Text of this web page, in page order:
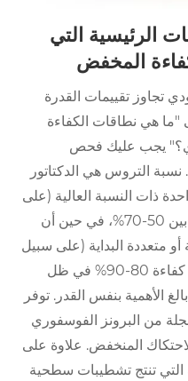
الرئيسية التي
المخفض
تجاوز تقييمات القدرة
"ما هي نطاقات الكفاءة
يجب عليك فحص
نسبة التروس هي الدكتاتور
ذات النسبة العالية (على
سبيل المثال، 60:1) بكفاءة تتراوح بين 50-70%، في حين أن
متعددة البداية (على سبيل
المثال، 5:1 أو 10:1) يمكن أن يحقق كفاءة 80-90% في ظل
الأهمية بنفس القدر. توفر
من البرونز الفوسفوري
المنخفض. علاوة على
التي تنتج تشطيبات سطحية